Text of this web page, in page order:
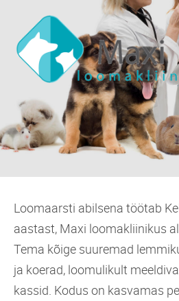
Loomaarsti abilsena töötab
aastast, Maxi loomakliinikus
Tema kõige suuremad
ja koerad, loomulikult
kassid. Kodus on kasvamas